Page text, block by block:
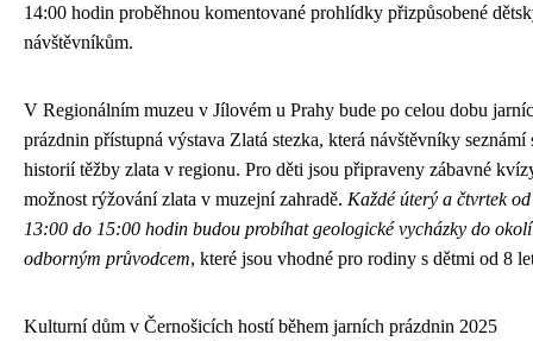
14:00 hodin proběhnou komentované prohlídky přizpůsobené
návštěvníkům.
V Regionálním muzeu v Jílovém u Prahy bude po celou dobu
prázdnin přístupná výstava Zlatá stezka, která návštěvníky seznámí
historií těžby zlata v regionu. Pro děti jsou připraveny zábavné
možnost rýžování zlata v muzejní zahradě. Každé úterý a čtvrtek od
13:00 do 15:00 hodin budou probíhat geologické vycházky do
odborným průvodcem, které jsou vhodné pro rodiny s dětmi od 8
Kulturní dům v Černošicích hostí během jarních prázdnin 2025